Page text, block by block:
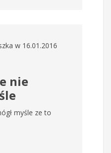
w 16.01.2016
nie
myśle ze to